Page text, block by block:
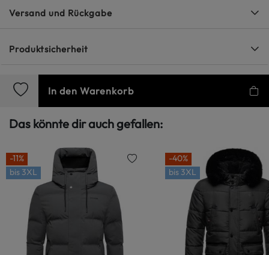
Versand und Rückgabe
Produktsicherheit
In den Warenkorb
Das könnte dir auch gefallen:
-11%
bis 3XL
-40%
bis 3XL